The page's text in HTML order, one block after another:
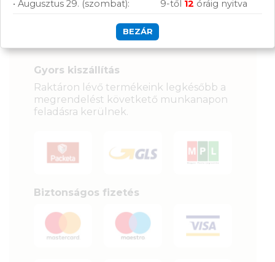
Szállítás, fizetés:
Gyors kiszállítás
Raktáron lévő termékeink legkésőbb a
megrendelést követkető munkanapon
feladásra kerülnek.
Biztonságos fizetés
• Augusztus 29. (szombat):
9-től 12 óráig nyitva
BEZÁR